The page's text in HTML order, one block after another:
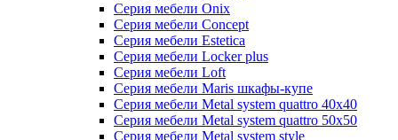
Серия мебели Onix
Серия мебели Concept
Серия мебели Estetica
Серия мебели Locker plus
Серия мебели Loft
Серия мебели Maris шкафы-купе
Серия мебели Metal system quattro 40x40
Серия мебели Metal system quattro 50x50
Серия мебели Metal system style